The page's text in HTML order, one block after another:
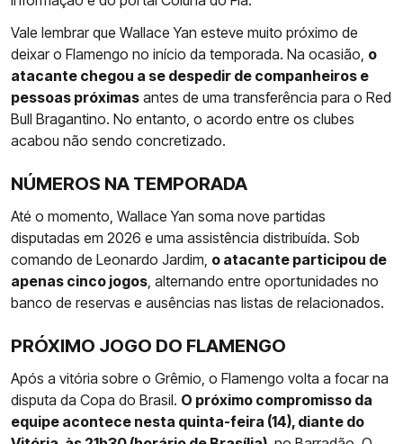
Vale lembrar que Wallace Yan esteve muito próximo de
deixar o Flamengo no início da temporada. Na ocasião, o
atacante chegou a se despedir de companheiros e
pessoas próximas antes de uma transferência para o Red
Bull Bragantino. No entanto, o acordo entre os clubes
acabou não sendo concretizado.
NÚMEROS NA TEMPORADA
Até o momento, Wallace Yan soma nove partidas
disputadas em 2026 e uma assistência distribuída. Sob
comando de Leonardo Jardim, o atacante participou de
apenas cinco jogos, alternando entre oportunidades no
banco de reservas e ausências nas listas de relacionados.
PRÓXIMO JOGO DO FLAMENGO
Após a vitória sobre o Grêmio, o Flamengo volta a focar na
disputa da Copa do Brasil. O próximo compromisso da
equipe acontece nesta quinta-feira (14), diante do